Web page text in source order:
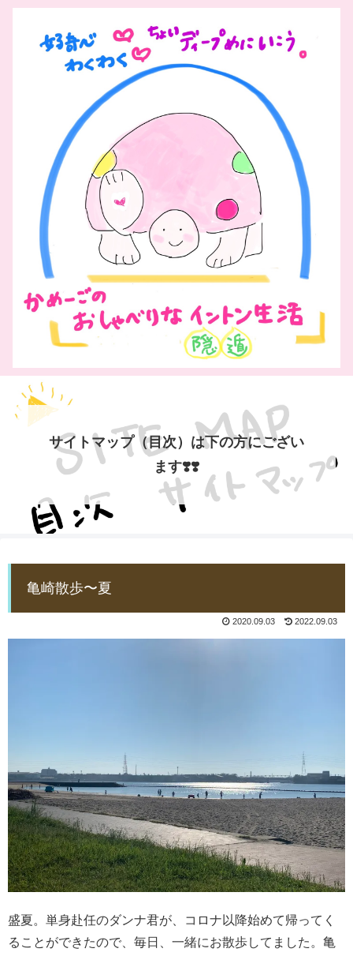
サイトマップ（目次）は下の方にござい
ます❣️❣️
亀崎散歩〜夏
2020.09.03 2022.09.03
盛夏。単身赴任のダンナ君が、コロナ以降始めて帰ってく
ることができたので、毎日、一緒にお散歩してました。亀